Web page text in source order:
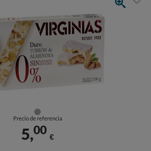
Precio de referencia
5,00
€